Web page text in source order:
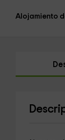
Alojamiento